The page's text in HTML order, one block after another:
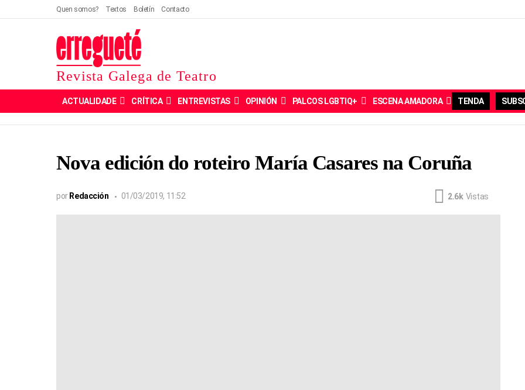
Quen somos? Textos Boletín Contacto
Revista Galega de Teatro
ACTUALIDADE CRÍTICA ENTREVISTAS OPINIÓN PALCOS LGBTIQ+ ESCENA AMADORA TENDA
Nova edición do roteiro María Casares na Coruña
por Redacción 01/03/2019, 11:52 2.6k Vistas